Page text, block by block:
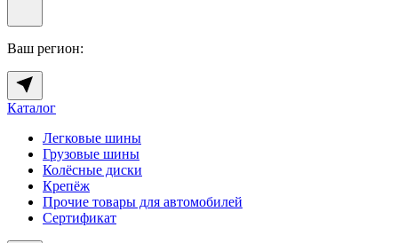
Ваш регион:
Каталог
Легковые шины
Грузовые шины
Колёсные диски
Крепёж
Прочие товары для автомобилей
Сертификат